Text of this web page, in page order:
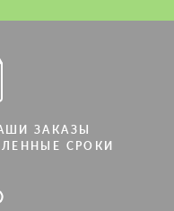
ЗАКАЗЫ
СРОКИ